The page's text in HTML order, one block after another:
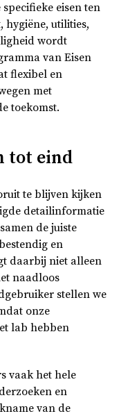
eisen ten
utilities,
wordt
van Eisen
flexibel en
met
toekomst.
tot eind
te blijven kijken
detailinformatie
de juiste
en
daarbij niet alleen
naadloos
stellen we
onze
lab hebben
vaak het hele
en
van de